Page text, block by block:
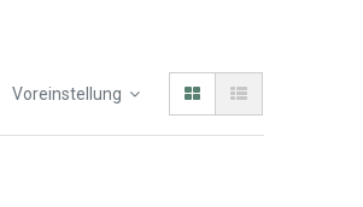
Voreinstellung